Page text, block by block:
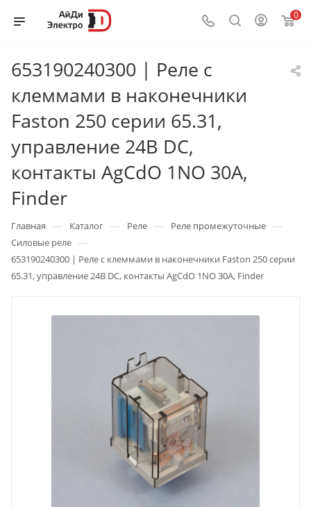
0
653190240300 | Реле с
клеммами в наконечники
Faston 250 серии 65.31,
управление 24В DC,
контакты AgCdO 1NO 30А,
Finder
Главная — Каталог — Реле — Реле промежуточные —
Силовые реле —
653190240300 | Реле с клеммами в наконечники Faston 250 серии
65.31, управление 24В DC, контакты AgCdO 1NO 30А, Finder